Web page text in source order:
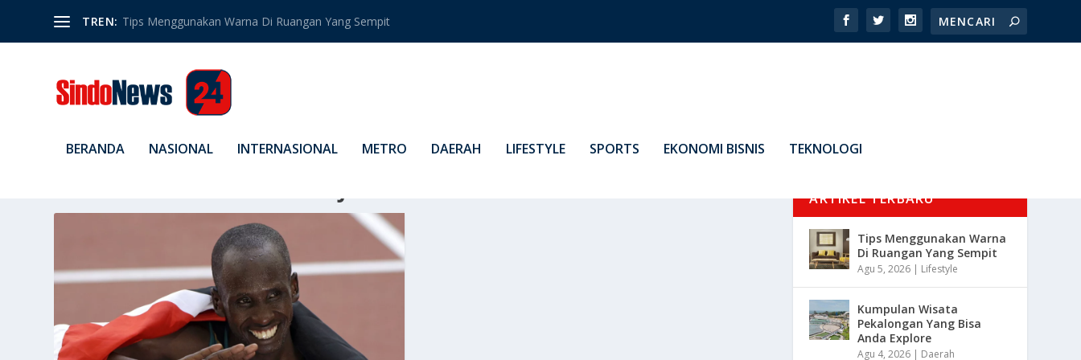
TREN: Tips Menggunakan Warna Di Ruangan Yang Sempit
BERANDA NASIONAL INTERNASIONAL METRO DAERAH LIFESTYLE SPORTS EKONOMI BISNIS TEKNOLOGI
ARTIKEL TERBARU
Tips Menggunakan Warna
Di Ruangan Yang Sempit
Agu 5, 2026 | Lifestyle
Kumpulan Wisata
Pekalongan Yang Bisa
Anda Explore
Agu 4, 2026 | Daerah